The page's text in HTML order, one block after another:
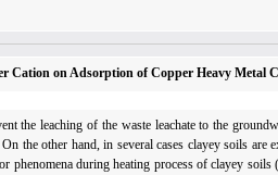
Cation on Adsorption of Copper Heavy Metal
the leaching of the waste leachate to the
the other hand, in several cases clayey soils
during heating process of clayey